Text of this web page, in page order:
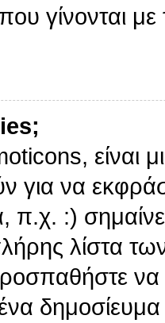
γίνονται
είναι
για να
π.χ. :)
λίστα των
να
ένα